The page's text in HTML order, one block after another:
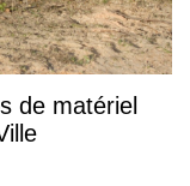
de matériel